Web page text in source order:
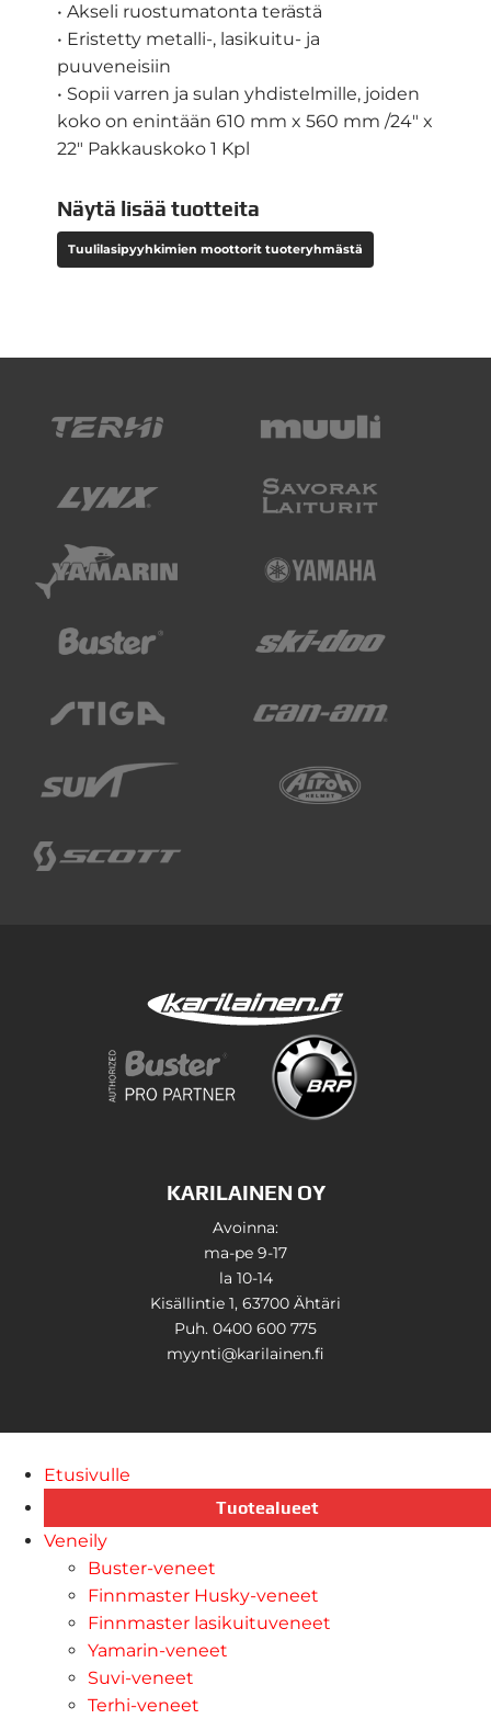
• Akseli ruostumatonta terästä
• Eristetty metalli-, lasikuitu- ja
puuveneisiin
• Sopii varren ja sulan yhdistelmille, joiden
koko on enintään 610 mm x 560 mm /24″ x
22″ Pakkauskoko 1 Kpl
Näytä lisää tuotteita
Tuulilasipyyhkimien moottorit tuoteryhmästä
KARILAINEN OY
Avoinna:
ma-pe 9-17
la 10-14
Kisällintie 1, 63700 Ähtäri
Puh. 0400 600 775
myynti@karilainen.fi
Etusivulle
Tuotealueet
Veneily
Buster-veneet
Finnmaster Husky-veneet
Finnmaster lasikuituveneet
Yamarin-veneet
Suvi-veneet
Terhi-veneet